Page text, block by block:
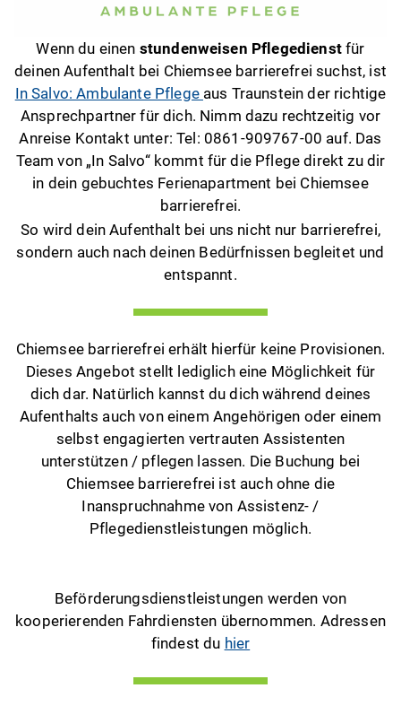
Wenn du einen stundenweisen Pflegedienstfür
deinen Aufenthalt bei Chiemsee barrierefrei suchst, ist
In Salvo: Ambulante Pflege aus Traunstein der richtige
Ansprechpartner für dich. Nimm dazu rechtzeitig vor
Anreise Kontakt unter: Tel: 0861-909767-00 auf. Das
Team von „In Salvo“ kommt für die Pflege direkt zu dir
in dein gebuchtes Ferienapartment bei Chiemsee
barrierefrei.
So wird dein Aufenthalt bei uns nicht nur barrierefrei,
sondern auch nach deinen Bedürfnissen begleitet und
entspannt.
Chiemsee barrierefrei erhält hierfür keine Provisionen.
Dieses Angebot stellt lediglich eine Möglichkeit für
dich dar. Natürlich kannst du dich während deines
Aufenthalts auch von einem Angehörigen oder einem
selbst engagierten vertrauten Assistenten
unterstützen / pflegen lassen. Die Buchung bei
Chiemsee barrierefrei ist auch ohne die
Inanspruchnahme von Assistenz- /
Pflegedienstleistungen möglich.
Beförderungsdienstleistungen werden von
kooperierenden Fahrdiensten übernommen. Adressen
findest du hier